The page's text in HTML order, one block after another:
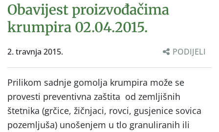
Obavijest proizvođačima
krumpira 02.04.2015.
2. travnja 2015. PODIJELI
Prilikom sadnje gomolja krumpira može se
provesti preventivna zaštita od zemljišnih
štetnika (grčice, žičnjaci, rovci, gusjenice sovica
pozemljuša) unošenjem u tlo granuliranih ili